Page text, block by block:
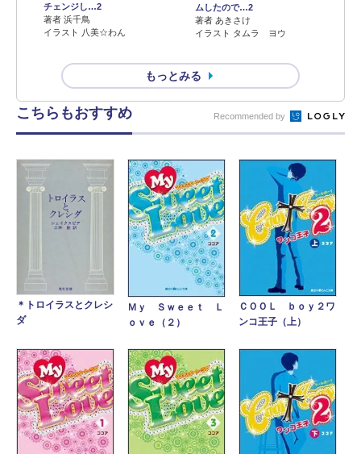
チェンジし…2
著者 浜千鳥
イラスト 八美☆わん
ムしたので…2
著者 あきさけ
イラスト タムラ ヨウ
もっとみる
こちらもおすすめ Recommended by
＊トロイラスとクレシ
ダ
Ｍｙ Ｓｗｅｅｔ Ｌ
ｏｖｅ（２）
ＣＯＯＬ ｂｏｙ２ワ
ンコ王子（上）